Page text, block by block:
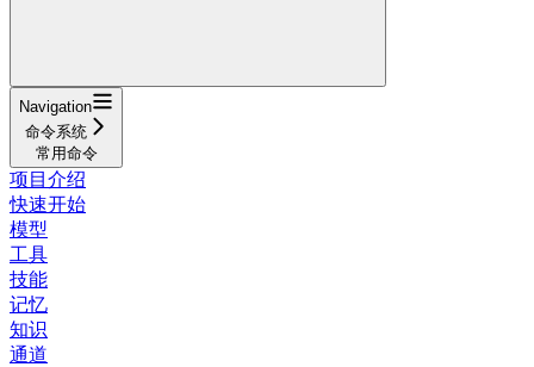
Navigation
命令系统
常用命令
项目介绍
快速开始
模型
工具
技能
记忆
知识
通道